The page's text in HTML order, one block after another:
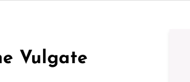
Vulgate